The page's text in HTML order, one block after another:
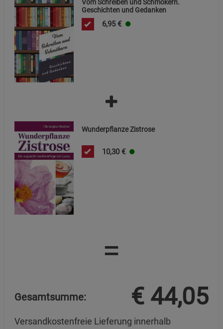
Vom Schreiben und Schmökern.
Geschichten und Gedanken
6,95 €
Wunderpflanze Zistrose
10,30 €
=
Gesamtsumme: € 44,05
Versandkostenfreie Lieferung innerhalb